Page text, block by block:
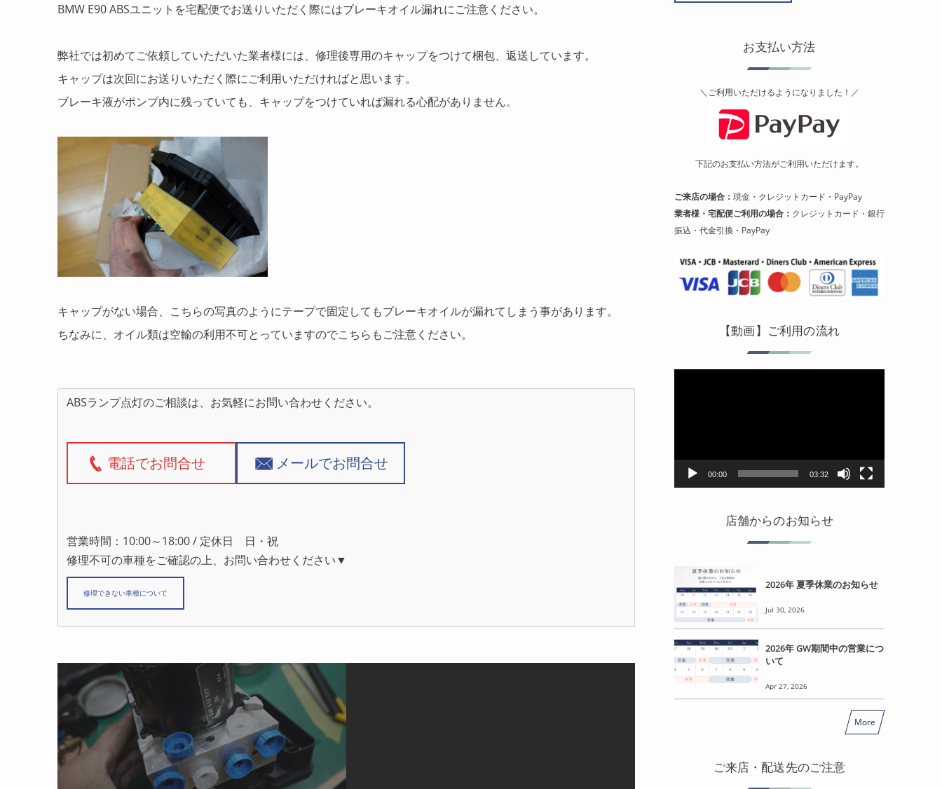
BMW E90 ABSユニットを宅配便でお送りいただく際にはブレーキオイル漏れにご注意ください。
弊社では初めてご依頼していただいた業者様には、修理後専用のキャップをつけて梱包、返送しています。
キャップは次回にお送りいただく際にご利用いただければと思います。
ブレーキ液がポンプ内に残っていても、キャップをつけていれば漏れる心配がありません。
キャップがない場合、こちらの写真のようにテープで固定してもブレーキオイルが漏れてしまう事があります。
ちなみに、オイル類は空輸の利用不可とっていますのでこちらもご注意ください。
ABSランプ点灯のご相談は、お気軽にお問い合わせください。
電話でお問合せ メールでお問合せ
営業時間：10:00～18:00 / 定休日 日・祝
修理不可の車種をご確認の上、お問い合わせください▼
修理できない車種について
お支払い方法
＼ご利用いただけるようになりました！／
下記のお支払い方法がご利用いただけます。
ご来店の場合： 現金・クレジットカード・PayPay
業者様・宅配便ご利用の場合： クレジットカード・銀行
振込・代金引換・PayPay
【動画】ご利用の流れ
00:00 03:32
店舗からのお知らせ
2026年 夏季休業のお知らせ
Jul 30, 2026
2026年 GW期間中の営業につ
いて
Apr 27, 2026
More
ご来店・配送先のご注意